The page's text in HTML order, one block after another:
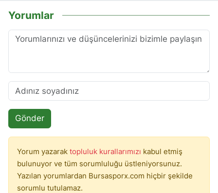
Yorumlar
Gönder
Yorum yazarak topluluk kurallarımızı kabul etmiş
bulunuyor ve tüm sorumluluğu üstleniyorsunuz.
Yazılan yorumlardan Bursasporx.com hiçbir şekilde
sorumlu tutulamaz.